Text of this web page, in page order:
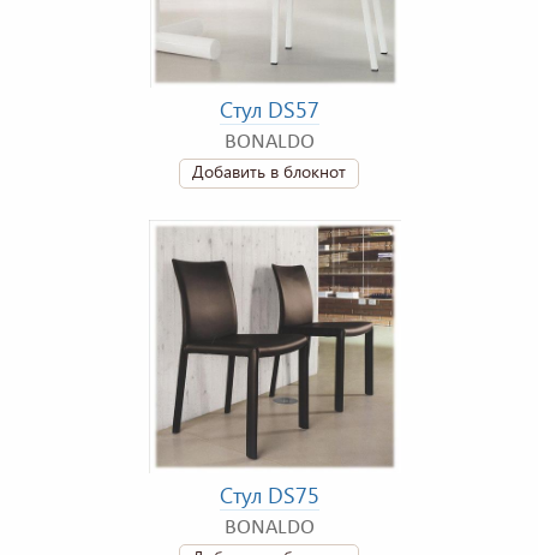
Стул DS57
BONALDO
Добавить в блокнот
Стул DS75
BONALDO